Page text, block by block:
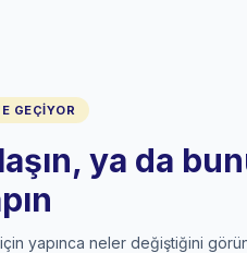
GEÇIYOR
ya da
yapınca neler değiştiğini